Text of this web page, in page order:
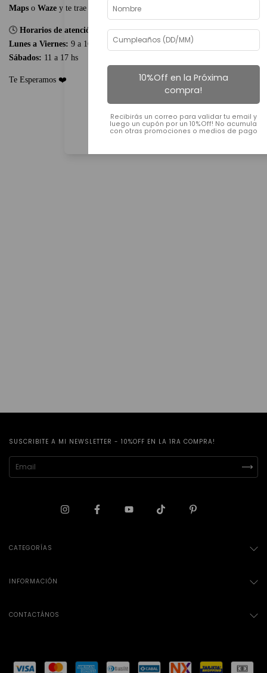
Maps o Waze y te trae directo a la puerta.
🕓 Horarios de atención:
Lunes a Viernes: 9 a 16 hs
Sábados: 11 a 17 hs
Te Esperamos ❤️
SUSCRIBITE A MI NEWSLETTER - 10%OFF EN LA 1RA COMPRA!
CATEGORÍAS
INFORMACIÓN
CONTACTÁNOS
10%Off en la Próxima
compra!
Recibirás un correo para validar tu email y
luego un cupón por un 10%Off! No acumula
con otras promociones o medios de pago